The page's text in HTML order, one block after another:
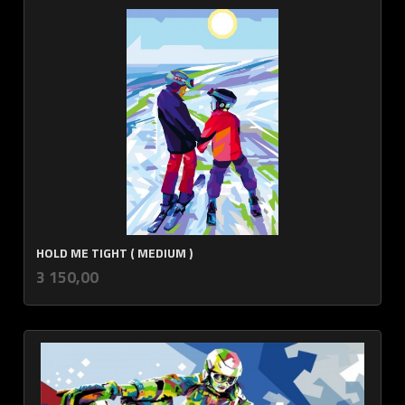
HOLD ME TIGHT ( MEDIUM )
Pris
3 150,00mva.